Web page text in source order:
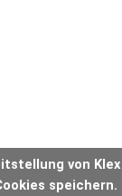
von
speichern.